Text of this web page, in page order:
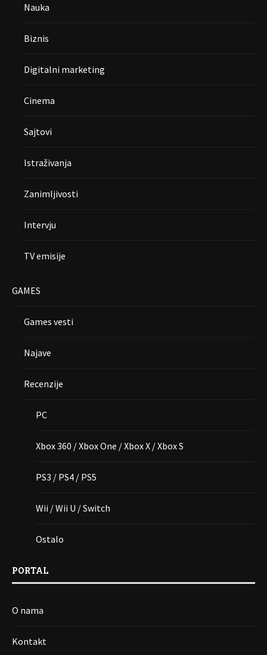
Nauka
Biznis
Digitalni marketing
Cinema
Sajtovi
Istraživanja
Zanimljivosti
Intervju
TV emisije
GAMES
Games vesti
Najave
Recenzije
PC
Xbox 360 / Xbox One / Xbox X / Xbox S
PS3 / PS4 / PS5
Wii / Wii U / Switch
Ostalo
PORTAL
O nama
Kontakt